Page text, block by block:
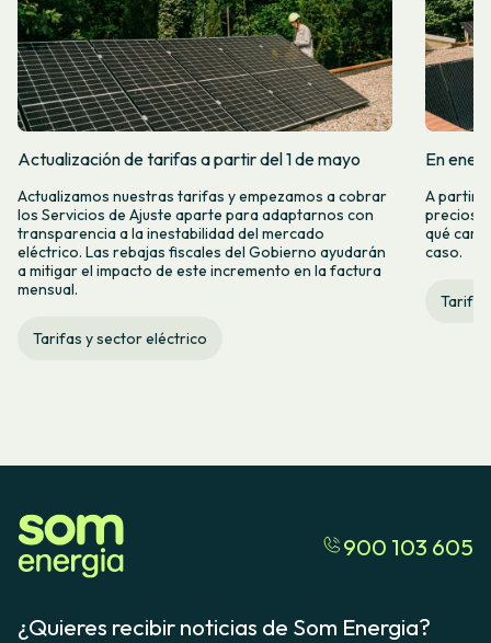
Actualización de tarifas a partir del 1 de mayo
Actualizamos nuestras tarifas y empezamos a cobrar
los Servicios de Ajuste aparte para adaptarnos con
transparencia a la inestabilidad del mercado
eléctrico. Las rebajas fiscales del Gobierno ayudarán
a mitigar el impacto de este incremento en la factura
mensual.
Tarifas y sector eléctrico
En
A partir
precios
qué
caso.
900 103 605
¿Quieres recibir noticias de Som Energia?